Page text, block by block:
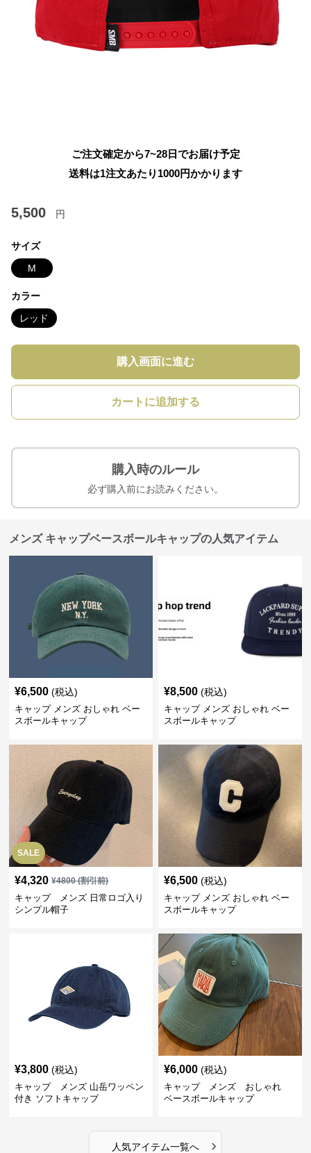
ご注文確定から7~28日でお届け予定
送料は1注文あたり 1000円かかります
5,500 円
サイズ
M
カラー
レッド
購入画面に進む
カートに追加する
購入時のルール
必ず購入前にお読みください。
メンズ キャップベースボールキャップの人気アイテム
¥6,500 (税込)
キャップ メンズ おしゃれ ベー
スボールキャップ
¥8,500 (税込)
キャップ メンズ おしゃれ ベー
スボールキャップ
SALE
¥4,320 ¥4800(割引前)
キャップ メンズ 日常ロゴ入り
シンプル帽子
¥6,500 (税込)
キャップ メンズ おしゃれ ベー
スボールキャップ
¥3,800 (税込)
キャップ メンズ 山岳ワッペン
付き ソフトキャップ
¥6,000 (税込)
キャップ メンズ おしゃれ
ベースボールキャップ
人気アイテム一覧へ ›